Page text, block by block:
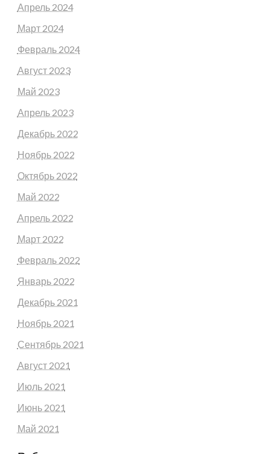
Апрель 2024
Март 2024
Февраль 2024
Август 2023
Май 2023
Апрель 2023
Декабрь 2022
Ноябрь 2022
Октябрь 2022
Май 2022
Апрель 2022
Март 2022
Февраль 2022
Январь 2022
Декабрь 2021
Ноябрь 2021
Сентябрь 2021
Август 2021
Июль 2021
Июнь 2021
Май 2021